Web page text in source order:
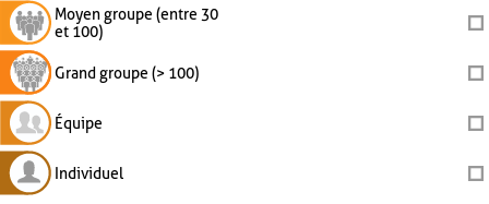
Moyen groupe (entre 30
et 100)
Grand groupe (> 100)
Équipe
Individuel